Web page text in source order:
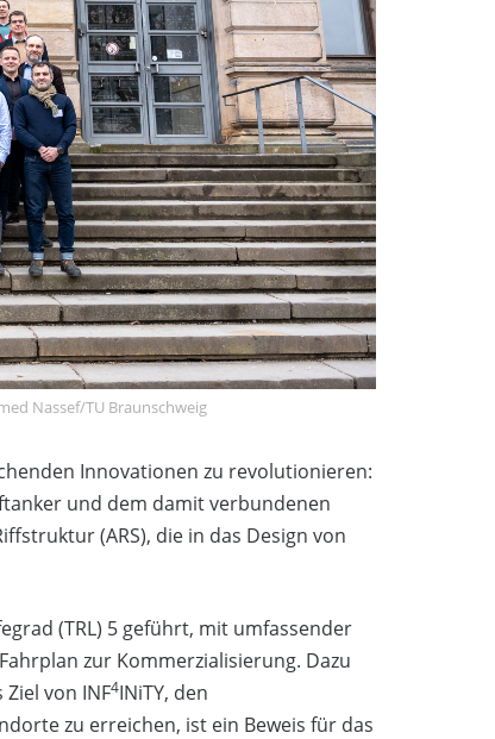
Nassef/TU Braunschweig
Innovationen zu revolutionieren:
und dem damit verbundenen
(ARS), die in das Design von
(TRL) 5 geführt, mit umfassender
zur Kommerzialisierung. Dazu
von INF4INiTY, den
zu erreichen, ist ein Beweis für das